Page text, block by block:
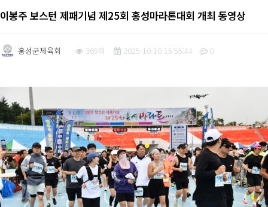
이봉주 보스턴 제패기념 제25회 홍성마라톤대회 개최 동영상
홍성군체육회 369회 2025-10-10 15:55:44 0